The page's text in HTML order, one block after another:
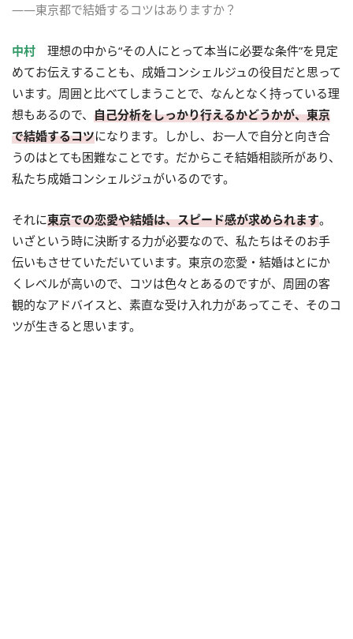
――東京都で結婚するコツはありますか？
中村 理想の中から“その人にとって本当に必要な条件”を見定
めてお伝えすることも、成婚コンシェルジュの役目だと思って
います。周囲と比べてしまうことで、なんとなく持っている理
想もあるので、 自己分析をしっかり行えるかどうかが、東京
で結婚するコツになります。しかし、お一人で自分と向き合
うのはとても困難なことです。だからこそ結婚相談所があり、
私たち成婚コンシェルジュがいるのです。
それに東京での恋愛や結婚は、スピード感が求められます。
いざという時に決断する力が必要なので、私たちはそのお手
伝いもさせていただいています。東京の恋愛・結婚はとにか
くレベルが高いので、コツは色々とあるのですが、周囲の客
観的なアドバイスと、素直な受け入れ力があってこそ、そのコ
ツが生きると思います。